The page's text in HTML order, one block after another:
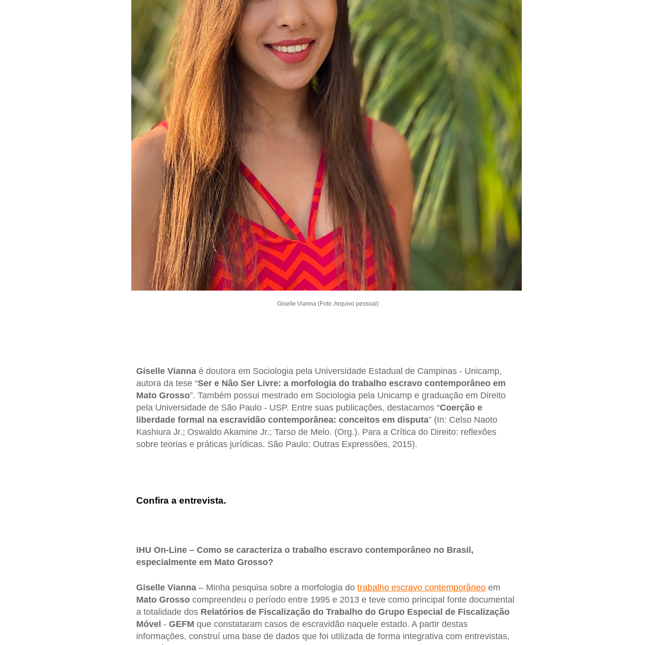
Giselle Vianna (Foto: Arquivo pessoal)
Giselle Viannaé doutora em Sociologia pela Universidade Estadual de Campinas - Unicamp,
autora da tese “Ser e Não Ser Livre: a morfologia do trabalho escravo contemporâneo em
Mato Grosso”. Também possui mestrado em Sociologia pela Unicamp e graduação em Direito
pela Universidade de São Paulo - USP. Entre suas publicações, destacamos “Coerção e
liberdade formal na escravidão contemporânea: conceitos em disputa” (In: Celso Naoto
Kashiura Jr.; Oswaldo Akamine Jr.; Tarso de Melo. (Org.). Para a Crítica do Direito: reflexões
sobre teorias e práticas jurídicas. São Paulo: Outras Expressões, 2015).
Confira a entrevista.
IHU On-Line – Como se caracteriza o trabalho escravo contemporâneo no Brasil,
especialmente em Mato Grosso?
Giselle Vianna– Minha pesquisa sobre a morfologia do trabalho escravo contemporâneoem
Mato Grossocompreendeu o período entre 1995 e 2013 e teve como principal fonte documental
a totalidade dos Relatórios de Fiscalização do Trabalho do Grupo Especial de Fiscalização
Móvel - GEFM que constataram casos de escravidão naquele estado. A partir destas
informações, construí uma base de dados que foi utilizada de forma integrativa com entrevistas,